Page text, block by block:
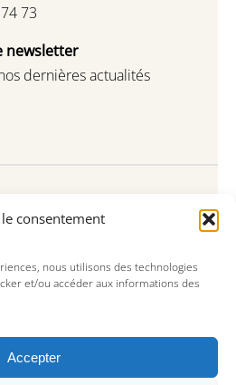
consentement
nous utilisons des technologies
et/ou accéder aux informations des
Accepter
73
newsletter
dernières actualités
Souscrire